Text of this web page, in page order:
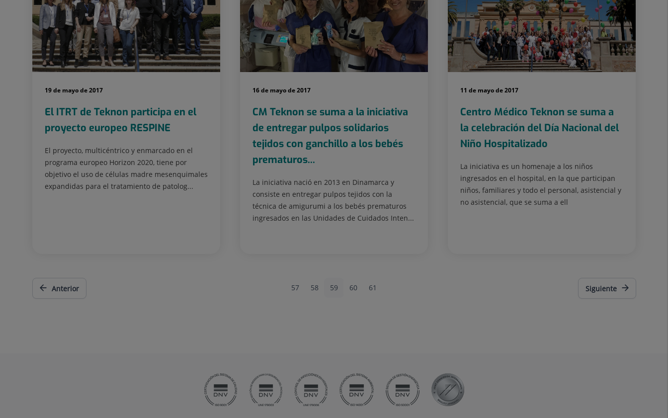
19 de mayo de 2017
El ITRT de Teknon participa en el
proyecto europeo RESPINE
El proyecto, multicéntrico y enmarcado en el
programa europeo Horizon 2020, tiene por
objetivo el uso de células madre mesenquimales
expandidas para el tratamiento de patolog...
16 de mayo de 2017
CM Teknon se suma a la iniciativa
de entregar pulpos solidarios
tejidos con ganchillo a los bebés
prematuros...
La iniciativa nació en 2013 en Dinamarca y
consiste en entregar pulpos tejidos con la
técnica de amigurumi a los bebés prematuros
ingresados en las Unidades de Cuidados Inten...
11 de mayo de 2017
Centro Médico Teknon se suma a
la celebración del Día Nacional del
Niño Hospitalizado
La iniciativa es un homenaje a los niños
ingresados en el hospital, en la que participan
niños, familiares y todo el personal, asistencial y
no asistencial, que se suma a ell
Anterior 57 58 59 60 61 Siguiente